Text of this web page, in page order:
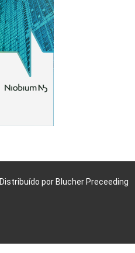
Distribuído por Blucher Preceeding